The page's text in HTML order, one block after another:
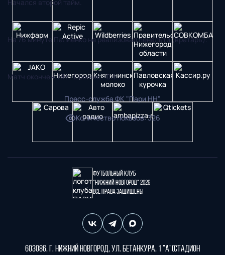
Начался второй тайм.
На 76 минуте Палиенко не реализовал пенальти (вратарь).
Матч окончен. НН - Шинник - 0:1.
Пресс-служба ФК "Пари НН"
Количество показов:326
Футбольный клуб
"Нижний Новгород" 2026
Все права защищены
603086, г. Нижний Новгород, ул. Бетанкура, 1 "А"(стадион